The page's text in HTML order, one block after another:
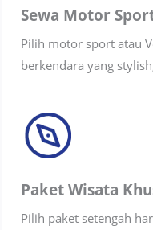
Sewa Motor
Pilih motor sport atau
berkendara yang
Paket Wisata
Pilih paket setengah